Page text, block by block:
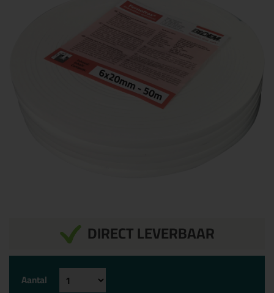
DIRECT LEVERBAAR
Aantal